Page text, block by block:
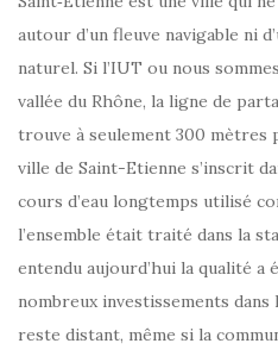
autour d’un fleuve navigable ni
naturel. Si l’IUT ou nous
vallée du Rhône, la ligne de
trouve à seulement 300 mètres
ville de Saint-Etienne s’inscrit
cours d’eau longtemps utilisé
l’ensemble était traité dans la
entendu aujourd’hui la qualité a
nombreux investissements
reste distant, même si la